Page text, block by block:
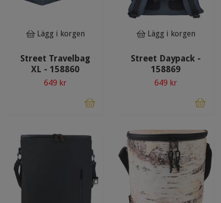
Lägg i korgen
Street Travelbag
XL - 158860
649 kr
Lägg i korgen
Street Daypack -
158869
649 kr